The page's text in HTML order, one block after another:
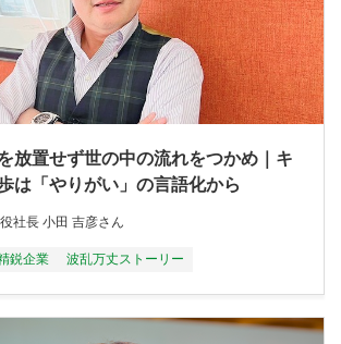
放置せず世の中の流れをつかめ｜キ
は「やりがい」の言語化から
社長 小田 吉彦さん
鋭企業 波乱万丈ストーリー